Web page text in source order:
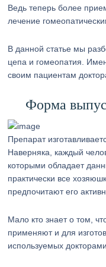
Ведь теперь более
лечение
В данной статье мы
цепа и гомеопатия.
своим пациентам
Форма
Препарат
Наверняка, каждый
которыми обладает
практически все
предпочитают его
Мало кто знает о том,
применяют и для
используемых